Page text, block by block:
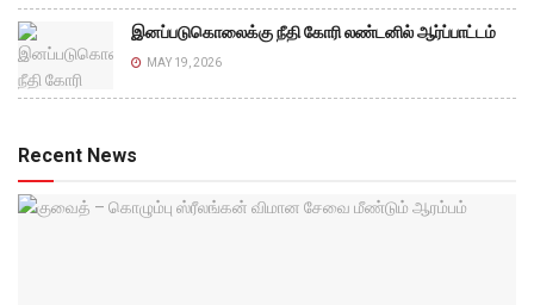
இனப்படுகொலைக்கு நீதி கோரி லண்டனில் ஆர்ப்பாட்டம்
MAY 19, 2026
Recent News